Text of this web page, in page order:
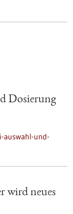
Dosierung
und-
wird neues